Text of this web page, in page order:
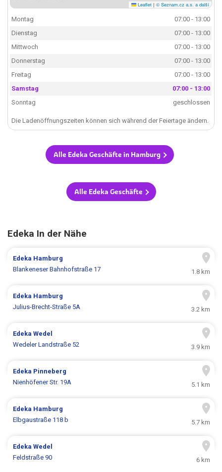
Leaflet | © Seznam.cz a.s. a další
Montag
07:00 - 13:00
Dienstag
07:00 - 13:00
Mittwoch
07:00 - 13:00
Donnerstag
07:00 - 13:00
Freitag
07:00 - 13:00
Samstag
07:00 - 13:00
Sonntag
geschlossen
Die Ladenöffnungszeiten können sich während der Feiertage ändern.
Alle Edeka Geschäfte in Hamburg
Alle Edeka Geschäfte
Edeka In der Nähe
Edeka Hamburg
Blankeneser Bahnhofstraße 17
1.8 km
Edeka Hamburg
Julius-Brecht-Straße 5A
3.2 km
EdekaWedel
Wedeler Landstraße 52
3.9 km
Edeka Pinneberg
Nienhöfener Str. 19A
5.1 km
Edeka Hamburg
Elbgaustraße 118 b
5.7 km
EdekaWedel
Feldstraße 90
6 km